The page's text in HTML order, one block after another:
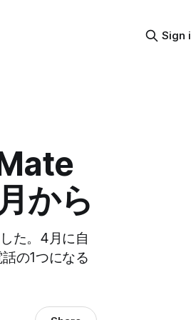
Sign
から
た。4月に自
の1つになる